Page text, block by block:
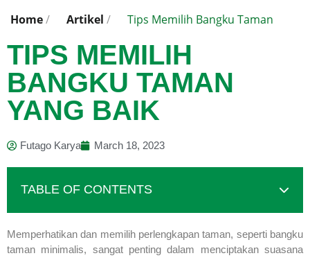
Home/ Artikel / Tips Memilih Bangku Taman
TIPS MEMILIH
BANGKU TAMAN
YANG BAIK
Futago Karya March 18, 2023
TABLE OF CONTENTS
Memperhatikan dan memilih perlengkapan taman, seperti bangku
taman minimalis, sangat penting dalam menciptakan suasana